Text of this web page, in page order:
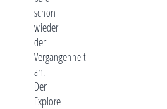
schon
wieder
der
Vergangenheit
an.
Der
Explore